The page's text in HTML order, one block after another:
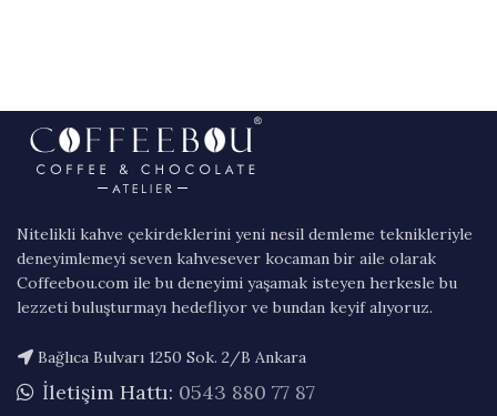
Nitelikli kahve çekirdeklerini yeni nesil demleme teknikleriyle
deneyimlemeyi seven kahvesever kocaman bir aile olarak
Coffeebou.com ile bu deneyimi yaşamak isteyen herkesle bu
lezzeti buluşturmayı hedefliyor ve bundan keyif alıyoruz.
Bağlıca Bulvarı 1250 Sok. 2/B Ankara
İletişim Hattı: 0543 880 77 87